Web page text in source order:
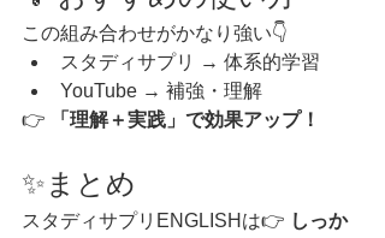
この組み合わせがかなり強い👇
スタディサプリ → 体系的学習
YouTube → 補強・理解
👉
「理解＋実践」で効果アップ！
✨まとめ
スタディサプリENGLISHは👉 しっか